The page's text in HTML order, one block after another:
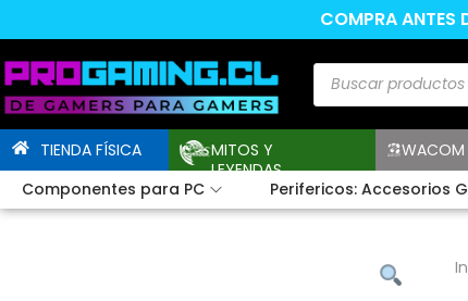
COMPRA ANTES
TIENDA FÍSICA
MITOS Y
LEYENDAS
WACOM
Componentes para PC
Perifericos: Accesorios